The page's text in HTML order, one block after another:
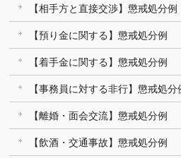
【相手方と直接交渉】懲戒処分例
【預り金に関する】懲戒処分例
【着手金に関する】懲戒処分例
【事務員に対する非行】懲戒処分
【離婚・面会交流】懲戒処分例
【飲酒・交通事故】懲戒処分例